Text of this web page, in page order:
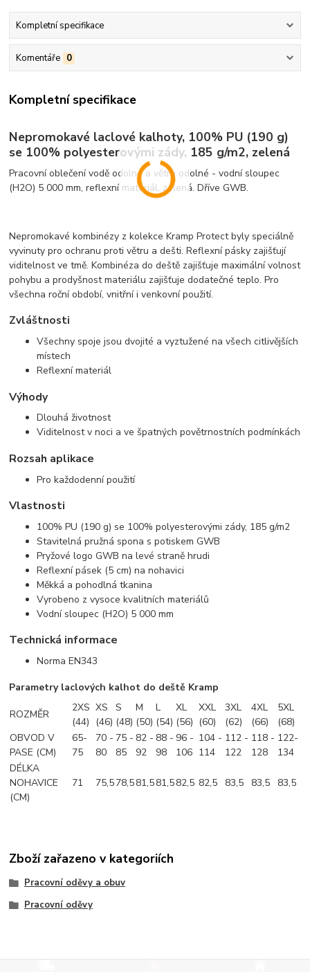
Kompletní specifikace
Komentáře 0
Kompletní specifikace
Nepromokavé laclové kalhoty, 100% PU (190 g)
se 100% polyesterovými zády, 185 g/m2, zelená
Pracovní oblečení vodě odolné a větru odolné - vodní sloupec
(H2O) 5 000 mm, reflexní materiál, zelená. Dříve GWB.
Nepromokavé kombinézy z kolekce Kramp Protect byly speciálně
vyvinuty pro ochranu proti větru a dešti. Reflexní pásky zajišťují
viditelnost ve tmě. Kombinéza do deště zajišťuje maximální volnost
pohybu a prodyšnost materiálu zajišťuje dodatečné teplo. Pro
všechna roční období, vnitřní i venkovní použití.
Zvláštnosti
Všechny spoje jsou dvojité a vyztužené na všech citlivějších
místech
Reflexní materiál
Výhody
Dlouhá životnost
Viditelnost v noci a ve špatných povětrnostních podmínkách
Rozsah aplikace
Pro každodenní použití
Vlastnosti
100% PU (190 g) se 100% polyesterovými zády, 185 g/m2
Stavitelná pružná spona s potiskem GWB
Pryžové logo GWB na levé straně hrudi
Reflexní pásek (5 cm) na nohavici
Měkká a pohodlná tkanina
Vyrobeno z vysoce kvalitních materiálů
Vodní sloupec (H2O) 5 000 mm
Technická informace
Norma EN343
Parametry laclových kalhot do deště Kramp
ROZMĚR
2XS
(44)
XS
(46)
S
(48)
M
(50)
L
(54)
XL
(56)
XXL
(60)
3XL
(62)
4XL
(66)
5XL
(68)
OBVOD V
PASE (CM)
65-
75
70 -
80
75 -
85
82 -
92
88 -
98
96 -
106
104 -
114
112 -
122
118 -
128
122-
134
DÉLKA
NOHAVICE
(CM)
71 75,578,581,581,582,5 82,5 83,5 83,5 83,5
Zboží zařazeno v kategoriích
Pracovní oděvy a obuv
Pracovní oděvy